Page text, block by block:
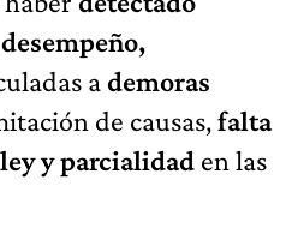
ademoras
de causas,falta
y parcialidad en las